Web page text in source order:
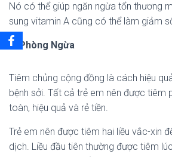
Nó có thể giúp ngăn ngừa tổn thương
sung vitamin A cũng có thể làm giảm
7. Phòng Ngừa
Tiêm chủng cộng đồng là cách hiệu
bệnh sởi. Tất cả trẻ em nên được tiêm
toàn, hiệu quả và rẻ tiền.
Trẻ em nên được tiêm hai liều vắc-xin
dịch. Liều đầu tiên thường được tiêm